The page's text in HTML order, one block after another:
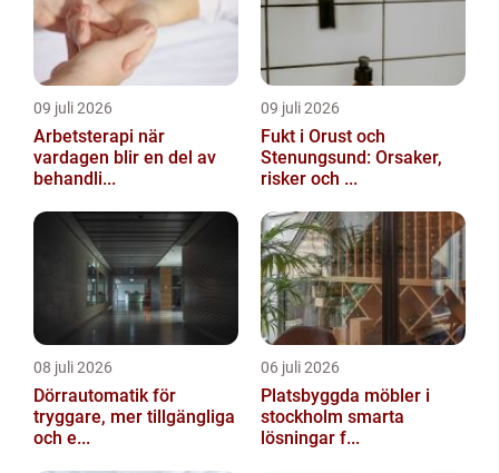
09 juli 2026
Arbetsterapi när
vardagen blir en del av
behandli...
09 juli 2026
Fukt i Orust och
Stenungsund: Orsaker,
risker och ...
08 juli 2026
Dörrautomatik för
tryggare, mer tillgängliga
och e...
06 juli 2026
Platsbyggda möbler i
stockholm smarta
lösningar f...